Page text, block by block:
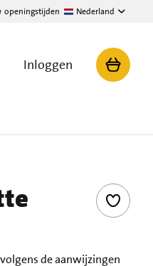
openingstijden Nederland
Inloggen
de aanwijzingen